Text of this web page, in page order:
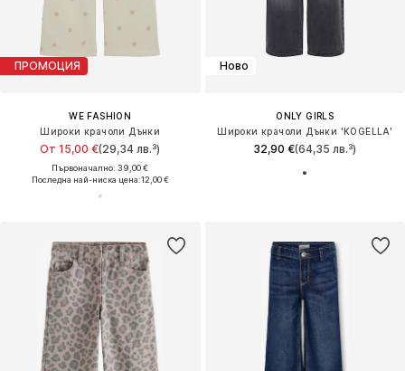
ПРОМОЦИЯ
WE FASHION
Широки крачоли Дънки
От 15,00 €(29,34 лв.³)
Първоначално: 39,00 €
Последна най-ниска цена:12,00 €
Ново
ONLY GIRLS
Широки крачоли Дънки 'KOGELLA'
32,90 €(64,35 лв.³)